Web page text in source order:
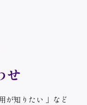
せ
が知りたい 」など